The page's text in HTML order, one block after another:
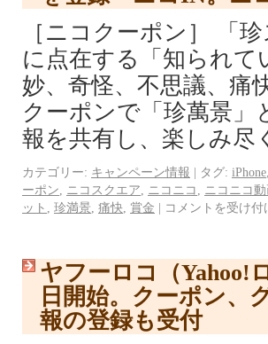
［ニコクーポン］ 「
に点在する「知られ
妙、奇怪、不思議、痛
クーポンで「珍萬景
報を共有し、楽しみ
カテゴリー: キャンペーン情報 | タグ: iPhone
ーポン
ニコスクエア ニコニコ ニコニコ
ット
珍満景 痛快 賞金 | コメントを受け付
ヤフーロコ（Yahoo!
日開始。クーポン、
報の登録も受付